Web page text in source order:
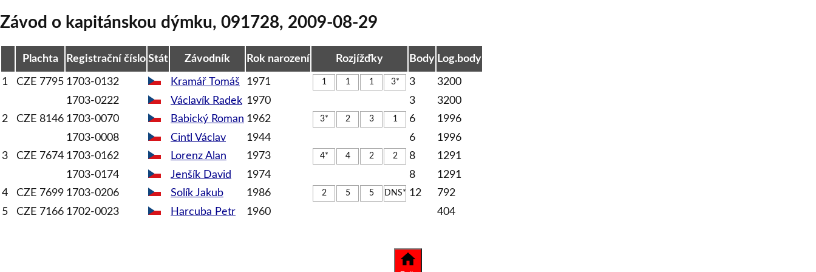
Závod o kapitánskou dýmku, 091728, 2009-08-29
Plachta Registrační číslo Stát Závodník Rok narození Rozjížďky Body Log.body
1 CZE 7795 1703-0132 Kramář Tomáš 1971 1 1 1 3* 3
3200
1703-0222
Václavík Radek 1970 3
3200
2
CZE 8146 1703-0070 Babický Roman 1962 3* 2 3 1 6
1996
1703-0008
Cintl Václav 1944 6
1996
3
CZE 7674 1703-0162 Lorenz Alan 1973 4* 4 2 2 8
1291
1703-0174
Jenšík David 1974 8
1291
4
CZE 7699 1703-0206 Solík Jakub 1986 2 5 5 DNS* 12
792
5
CZE 7166 1702-0023 Harcuba Petr 1960 404